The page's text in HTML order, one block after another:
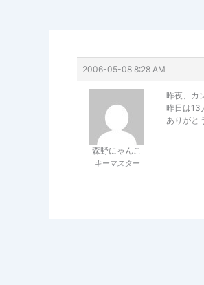
2006-05-08 8:28 AM
森野にゃんこ
キーマスター
昨夜、カ
昨日は13
ありがと